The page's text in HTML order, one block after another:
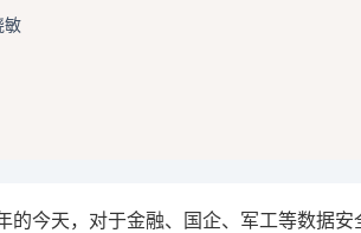
敏
的今天，对于金融、国企、军工等数据